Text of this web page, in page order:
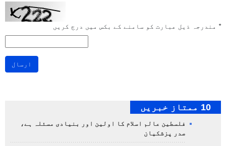
* مندرجہ ذیل عبارت کو سامنے کے بکس میں درج کریں
ارسال
10 ممتاز خبریں
فلسطین عالم اسلام کا اولین اور بنیادی مسئلہ ہے،
صدر پزشکیان